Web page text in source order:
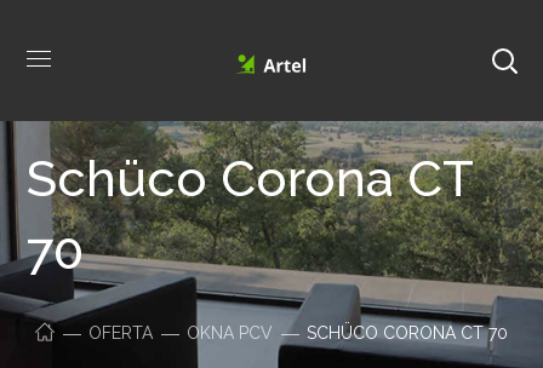
Schüco Corona CT
70
OFERTA OKNA PCV SCHÜCO CORONA CT 70